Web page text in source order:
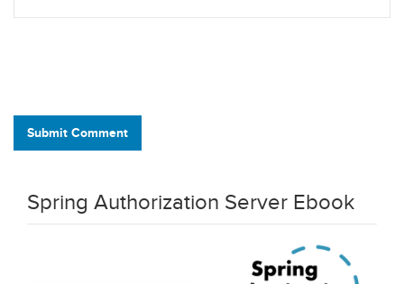
Submit Comment
Spring Authorization Server Ebook